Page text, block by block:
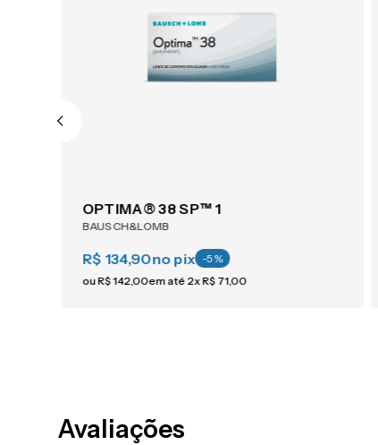
OPTIMA® 38 SP™ 1
BAUSCH&LOMB
R$ 134,90no pix -5%
ouR$142,00em até 2xR$ 71,00
Avaliações